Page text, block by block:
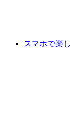
スマホで楽